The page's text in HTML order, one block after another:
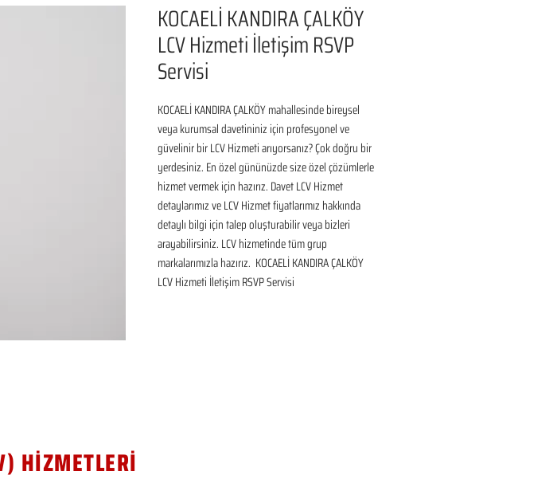
KOCAELİ KANDIRA ÇALKÖY
LCV Hizmeti İletişim RSVP
Servisi
KOCAELİ KANDIRA ÇALKÖY mahallesinde bireysel
veya kurumsal davetininiz için profesyonel ve
güvelinir bir LCV Hizmeti arıyorsanız? Çok doğru bir
yerdesiniz. En özel gününüzde size özel çözümlerle
hizmet vermek için hazırız. Davet LCV Hizmet
detaylarımız ve LCV Hizmet fiyatlarımız hakkında
detaylı bilgi için talep oluşturabilir veya bizleri
arayabilirsiniz. LCV hizmetinde tüm grup
markalarımızla hazırız.  KOCAELİ KANDIRA ÇALKÖY
LCV Hizmeti İletişim RSVP Servisi
HİZMETLERİ